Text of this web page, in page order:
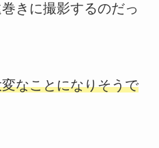
きに撮影するのだっ
なことになりそうで